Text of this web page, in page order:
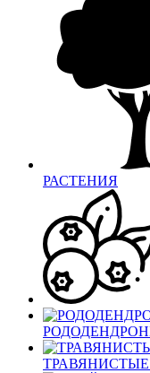
РАСТЕНИЯ